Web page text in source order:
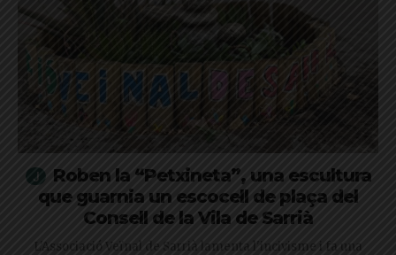
Roben la “Petxineta”, una escultura
que guarnia un escocell de plaça del
Consell de la Vila de Sarrià
L'Associació Veïnal de Sarrià lamenta l'incivisme i fa una